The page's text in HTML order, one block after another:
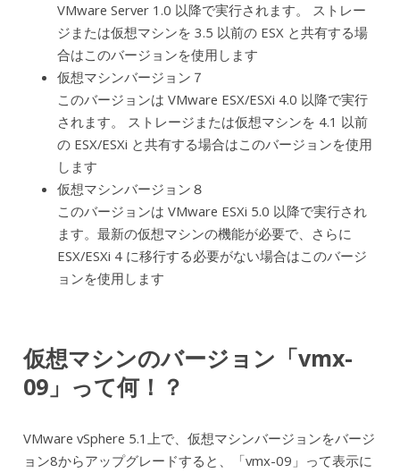
VMware Server 1.0 以降で実行されます。 ストレー
ジまたは仮想マシンを 3.5 以前の ESX と共有する場
合はこのバージョンを使用します
仮想マシンバージョン７
このバージョンは VMware ESX/ESXi 4.0 以降で実行
されます。 ストレージまたは仮想マシンを 4.1 以前
の ESX/ESXi と共有する場合はこのバージョンを使用
します
仮想マシンバージョン８
このバージョンは VMware ESXi 5.0 以降で実行され
ます。最新の仮想マシンの機能が必要で、さらに
ESX/ESXi 4 に移行する必要がない場合はこのバージ
ョンを使用します
仮想マシンのバージョン「vmx-
09」って何！？
VMware vSphere 5.1上で、仮想マシンバージョンをバージ
ョン8からアップグレードすると、「vmx-09」って表示に